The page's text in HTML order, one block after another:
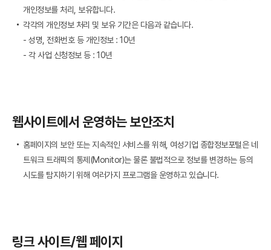
개인정보를 처리, 보유합니다.
각각의 개인정보 처리 및 보유 기간은 다음과 같습니다.
- 성명, 전화번호 등 개인정보 : 10년
- 각 사업 신청정보 등 : 10년
웹사이트에서 운영하는 보안조치
홈페이지의 보안 또는 지속적인 서비스를 위해, 여성기업 종합정보포털은 네
트워크 트래픽의 통제(Monitor)는 물론 불법적으로 정보를 변경하는 등의
시도를 탐지하기 위해 여러가지 프로그램을 운영하고 있습니다.
링크 사이트/웹 페이지